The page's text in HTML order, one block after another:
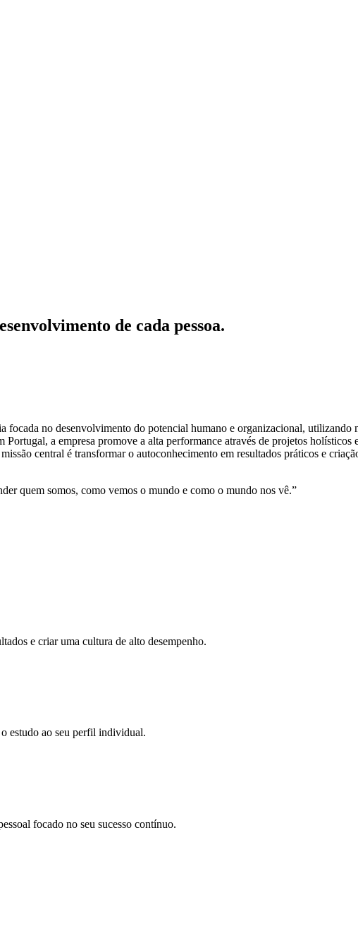
de cada pessoa.
focada no desenvolvimento do potencial humano e organizacional,
a empresa promove a alta performance através de projetos holísticos
central é transformar o autoconhecimento em resultados práticos e
quem somos, como vemos o mundo e como o mundo nos vê.”
e criar uma cultura de alto desempenho.
estudo ao seu perfil individual.
focado no seu sucesso contínuo.